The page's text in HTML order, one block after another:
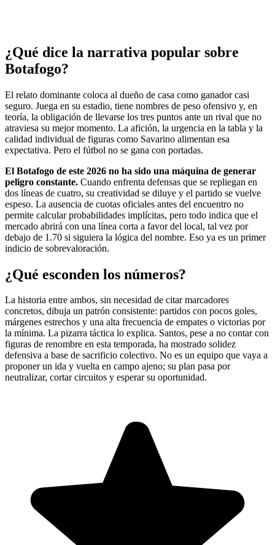
¿Qué dice la narrativa popular sobre
Botafogo?
El relato dominante coloca al dueño de casa como ganador casi
seguro. Juega en su estadio, tiene nombres de peso ofensivo y, en
teoría, la obligación de llevarse los tres puntos ante un rival que no
atraviesa su mejor momento. La afición, la urgencia en la tabla y la
calidad individual de figuras como Savarino alimentan esa
expectativa. Pero el fútbol no se gana con portadas.
El Botafogo de este 2026 no ha sido una máquina de generar
peligro constante. Cuando enfrenta defensas que se repliegan en
dos líneas de cuatro, su creatividad se diluye y el partido se vuelve
espeso. La ausencia de cuotas oficiales antes del encuentro no
permite calcular probabilidades implícitas, pero todo indica que el
mercado abrirá con una línea corta a favor del local, tal vez por
debajo de 1.70 si siguiera la lógica del nombre. Eso ya es un primer
indicio de sobrevaloración.
¿Qué esconden los números?
La historia entre ambos, sin necesidad de citar marcadores
concretos, dibuja un patrón consistente: partidos con pocos goles,
márgenes estrechos y una alta frecuencia de empates o victorias por
la mínima. La pizarra táctica lo explica. Santos, pese a no contar con
figuras de renombre en esta temporada, ha mostrado solidez
defensiva a base de sacrificio colectivo. No es un equipo que vaya a
proponer un ida y vuelta en campo ajeno; su plan pasa por
neutralizar, cortar circuitos y esperar su oportunidad.